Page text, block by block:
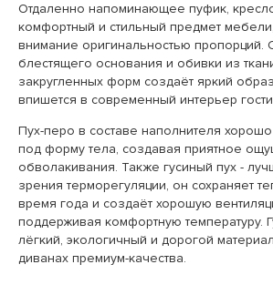
Отдаленно напоминающее пуфик,
комфортный и стильный предмет
внимание оригинальностью пропорций.
блестящего основания и обивки из
закругленных форм создаёт яркий
впишется в современный интерьер
Пух-перо в составе наполнителя хорошо
под форму тела, создавая приятное
обволакивания. Также гусиный пух -
зрения терморегуляции, он сохраняет
время года и создаёт хорошую
поддерживая комфортную температуру.
лёгкий, экологичный и дорогой
диванах премиум-качества.